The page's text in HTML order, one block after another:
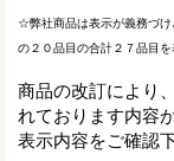
☆弊社商品は表示が義務づけ
の２０品目の合計２７品目を
商品の改訂により
れております内容
表示内容をご確認